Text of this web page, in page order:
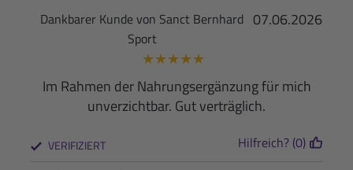
07.06.2026
Dankbarer Kunde von Sanct Bernhard
Sport
★★★★★
Im Rahmen der Nahrungsergänzung für mich
unverzichtbar. Gut verträglich.
VERIFIZIERT Hilfreich? (0)